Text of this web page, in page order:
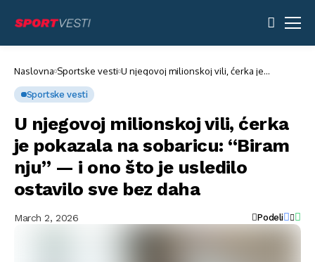
Naslovna Sportske vesti U njegovoj milionskoj vili, ćerka je
Sportske vesti
U njegovoj milionskoj vili, ćerka
je pokazala na sobaricu: “Biram
nju” — i ono što je usledilo
ostavilo sve bez daha
March 2, 2026 Podeli